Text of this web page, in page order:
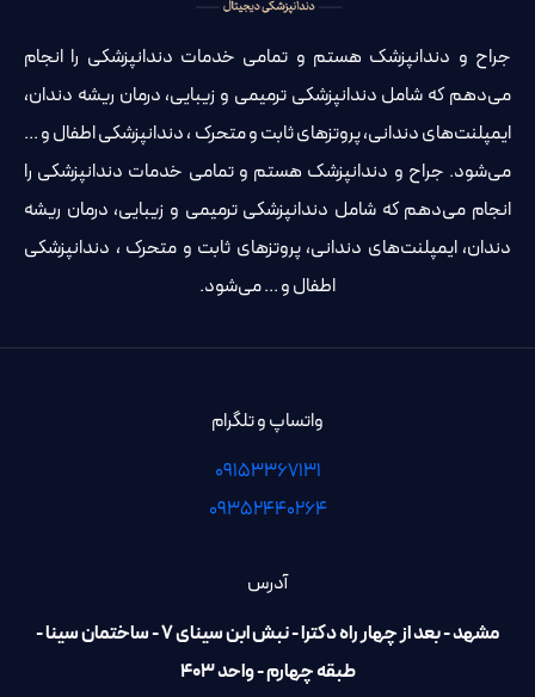
جراح و دندانپزشک هستم و تمامی خدمات دندانپزشکی را انجام
می‌دهم که شامل دندانپزشکی ترمیمی و زیبایی، درمان ریشه دندان،
ایمپلنت‌های دندانی، پروتزهای ثابت و متحرک ، دندانپزشکی اطفال و ...
می‌شود. جراح و دندانپزشک هستم و تمامی خدمات دندانپزشکی را
انجام می‌دهم که شامل دندانپزشکی ترمیمی و زیبایی، درمان ریشه
دندان، ایمپلنت‌های دندانی، پروتزهای ثابت و متحرک ، دندانپزشکی
اطفال و ... می‌شود.
واتساپ و تلگرام
09153367131
۰۹۳۵۲۴۴۰۲۶۴
آدرس
مشهد - بعد از چهار راه دکترا - نبش ابن سینای 7 - ساختمان سینا -
طبقه چهارم - واحد ۴۰۳